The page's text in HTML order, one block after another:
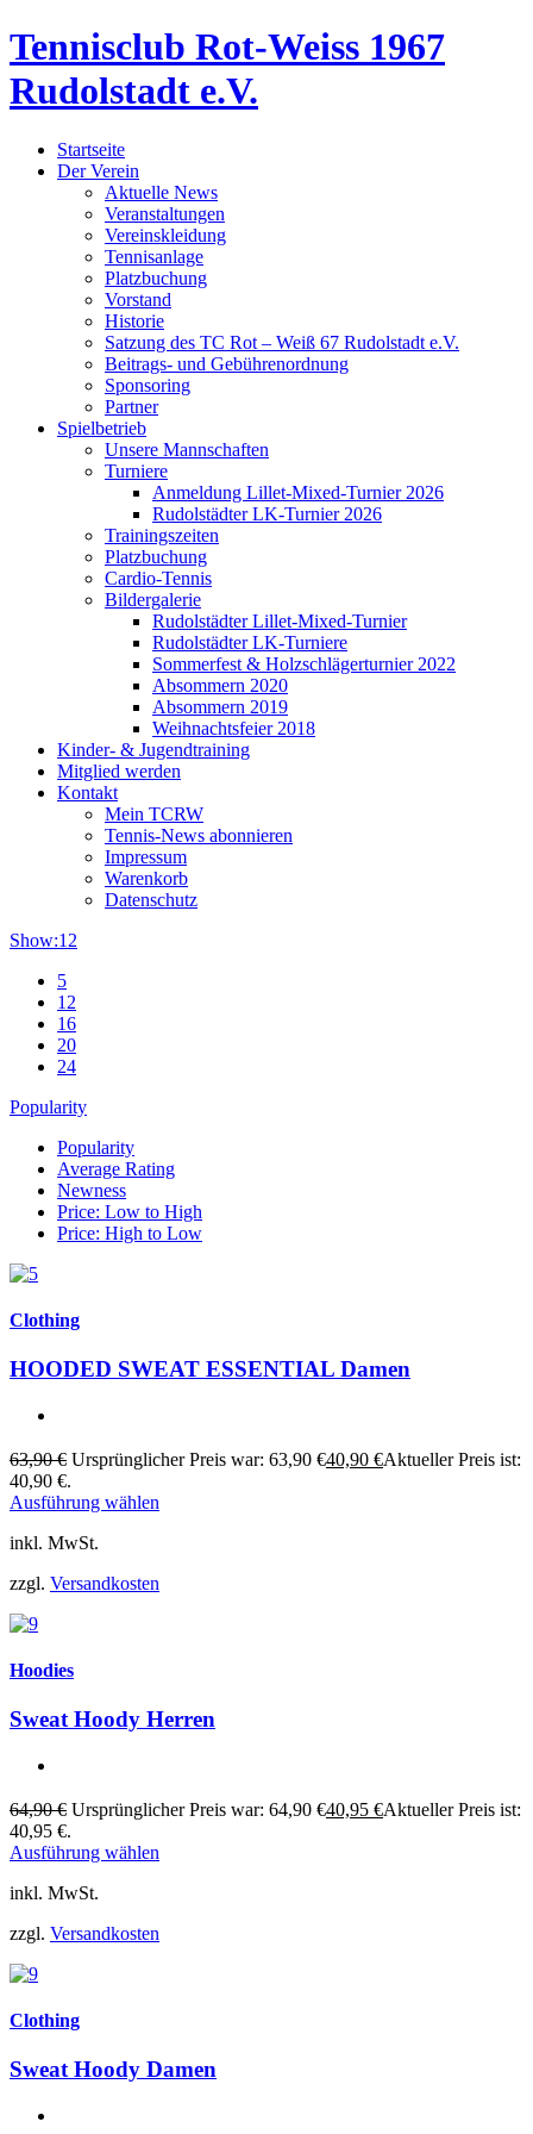
Tennisclub Rot-Weiss 1967
Rudolstadt e.V.
Startseite
Der Verein
Aktuelle News
Veranstaltungen
Vereinskleidung
Tennisanlage
Platzbuchung
Vorstand
Historie
Satzung des TC Rot – Weiß 67 Rudolstadt e.V.
Beitrags- und Gebührenordnung
Sponsoring
Partner
Spielbetrieb
Unsere Mannschaften
Turniere
Anmeldung Lillet-Mixed-Turnier 2026
Rudolstädter LK-Turnier 2026
Trainingszeiten
Platzbuchung
Cardio-Tennis
Bildergalerie
Rudolstädter Lillet-Mixed-Turnier
Rudolstädter LK-Turniere
Sommerfest & Holzschlägerturnier 2022
Absommern 2020
Absommern 2019
Weihnachtsfeier 2018
Kinder- & Jugendtraining
Mitglied werden
Kontakt
Mein TCRW
Tennis-News abonnieren
Impressum
Warenkorb
Datenschutz
Show:12
5
12
16
20
24
Popularity
Popularity
Average Rating
Newness
Price: Low to High
Price: High to Low
Clothing
HOODED SWEAT ESSENTIAL Damen
63,90€ Ursprünglicher Preis war: 63,90 €40,90 €Aktueller Preis ist:
40,90 €.
Ausführung wählen
inkl. MwSt.
zzgl. Versandkosten
Hoodies
Sweat Hoody Herren
64,90€ Ursprünglicher Preis war: 64,90 €40,95 €Aktueller Preis ist:
40,95 €.
Ausführung wählen
inkl. MwSt.
zzgl. Versandkosten
Clothing
Sweat Hoody Damen